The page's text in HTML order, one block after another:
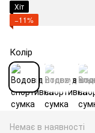
Хіт
−11%
Колір
Немає в наявності